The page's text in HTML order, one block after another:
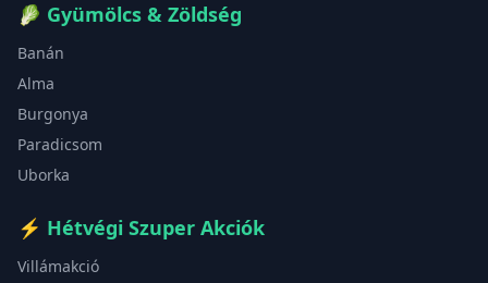
🥬 Gyümölcs & Zöldség
Banán
Alma
Burgonya
Paradicsom
Uborka
⚡ Hétvégi Szuper Akciók
Villámakció